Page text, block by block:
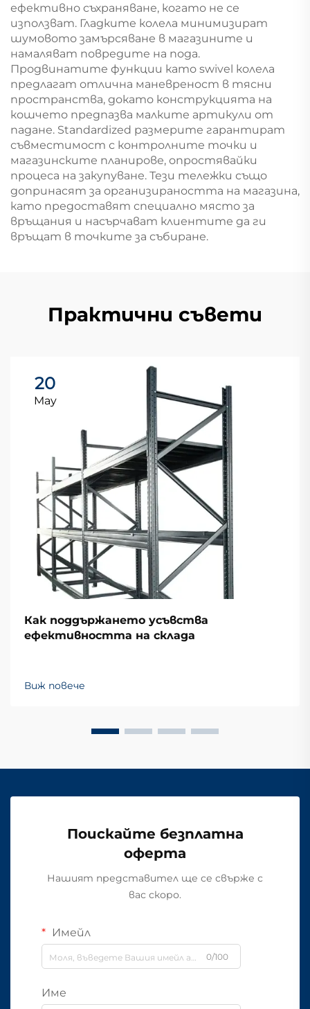
ефективно съхраняване, когато не се
използват. Гладките колела минимизират
шумовото замърсяване в магазините и
намаляват повредите на пода.
Продвинатите функции като swivel колела
предлагат отлична маневреност в тясни
пространства, докато конструкцията на
кошчето предпазва малките артикули от
падане. Standardized размерите гарантират
съвместимост с контролните точки и
магазинските планирове, опростявайки
процеса на закупуване. Тези тележки също
допринасят за организираността на магазина,
като предоставят специално място за
връщания и насърчават клиентите да ги
връщат в точките за събиране.
Практични съвети
20
May
Как поддържането усъвства
ефективността на склада
Виж повече
Поискайте безплатна
оферта
Нашият представител ще се свърже с
вас скоро.
Имейл
0/100
Име